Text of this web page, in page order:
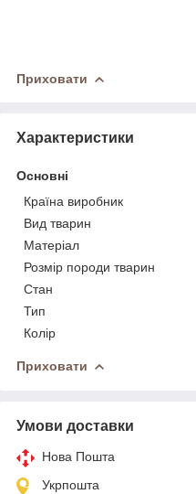
Приховати
Характеристики
Основні
Країна виробник
Вид тварин
Матеріал
Розмір породи тварин
Стан
Тип
Колір
Приховати
Умови доставки
Нова Пошта
Укрпошта